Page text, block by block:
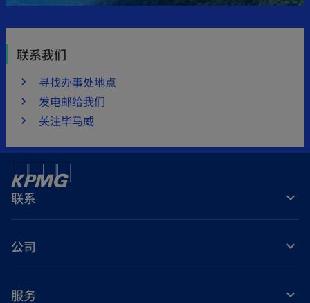
联系我们
寻找办事处地点
发电邮给我们
关注毕马威
联系
公司
服务